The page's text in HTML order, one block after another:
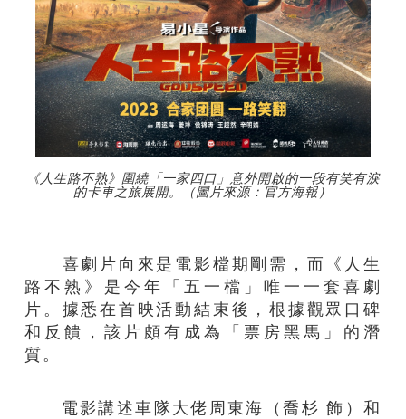
《人生路不熟》圍繞「一家四口」意外開啟的一段有笑有淚
的卡車之旅展開。（圖片來源：官方海報）
喜劇片向來是電影檔期剛需，而《人生
路不熟》是今年「五一檔」唯一一套喜劇
片。據悉在首映活動結束後，根據觀眾口碑
和反饋，該片頗有成為「票房黑馬」的潛
質。
電影講述車隊大佬周東海（喬杉 飾）和